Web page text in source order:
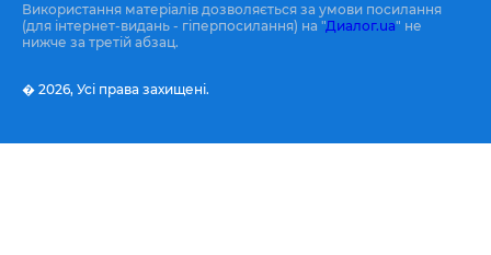
Використання матеріалів дозволяється за умови посилання
(для інтернет-видань - гіперпосилання) на "Диалог.ua" не
нижче за третій абзац.
� 2026, Усі права захищені.